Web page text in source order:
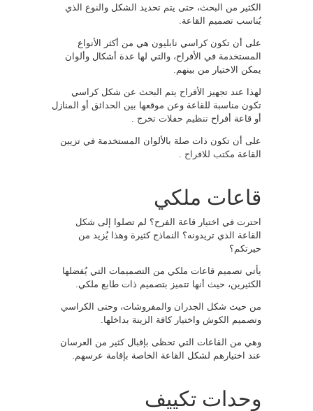
الكثير من البحث، حتى يتم تحديد الشكل والنوع الذي
يُناسب تصميم القاعة.
على أن تكون كراسي نابليون هي من أكثر الأنواع
المستخدمة في الأفراح، والتي لها عدة أشكال وألوان
يمكن الاختيار من بينهم.
لهذا عند تجهيز الأفراح يتم البحث عن شكل كراسي
تكون مناسبة للقاعة وعن موقعها بين الحدائق أو المنازل
أو قاعة أفراح تنظيم حفلات تخرج
على أن تكون ذات صلة بالألوان المستخدمة في تزيين
القاعة مكتب للافراح
قاعات ملكي
احترت في اختيار قاعة الفرح؟ لم تصلوا إلى شكل
القاعة الذي تريدونه؟ النماذج كثيرة وهذا يُزيد من
حيرتكم؟
يأتي تصميم قاعات ملكي من التصميمات التي يُفضلها
الكثيرين، حيث أنها تتميز بتصميم ذات طابع ملكي.
من حيث شكل الجدران والمفروشات، وحتى الكراسي
وتصميم الكوش واختيار كافة الزينة بداخلها.
وهي من القاعات التي تحظى بإقبال كثير من العرسان
عند اختيارهم لشكل القاعة الخاصة بإقامة عرسهم.
وحدات تكييف